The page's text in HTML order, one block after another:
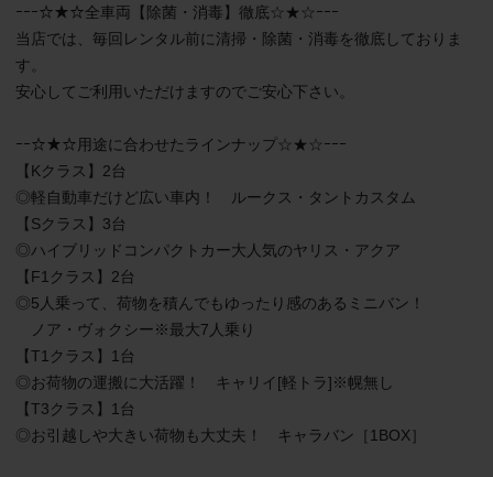
ｰｰｰ☆★☆全車両【除菌・消毒】徹底☆★☆ｰｰｰ
当店では、毎回レンタル前に清掃・除菌・消毒を徹底しておりま
す。
安心してご利用いただけますのでご安心下さい。
ｰｰ☆★☆用途に合わせたラインナップ☆★☆ｰｰｰ
【Kクラス】2台
◎軽自動車だけど広い車内！　ルークス・タントカスタム
【Sクラス】3台
◎ハイブリッドコンパクトカー大人気のヤリス・アクア
【F1クラス】2台
◎5人乗って、荷物を積んでもゆったり感のあるミニバン！
ノア・ヴォクシー※最大7人乗り
【T1クラス】1台
◎お荷物の運搬に大活躍！　キャリイ[軽トラ]※幌無し
【T3クラス】1台
◎お引越しや大きい荷物も大丈夫！　キャラバン［1BOX］